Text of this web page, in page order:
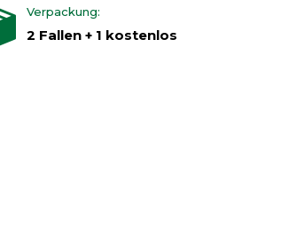
Verpackung:
2 Fallen + 1 kostenlos